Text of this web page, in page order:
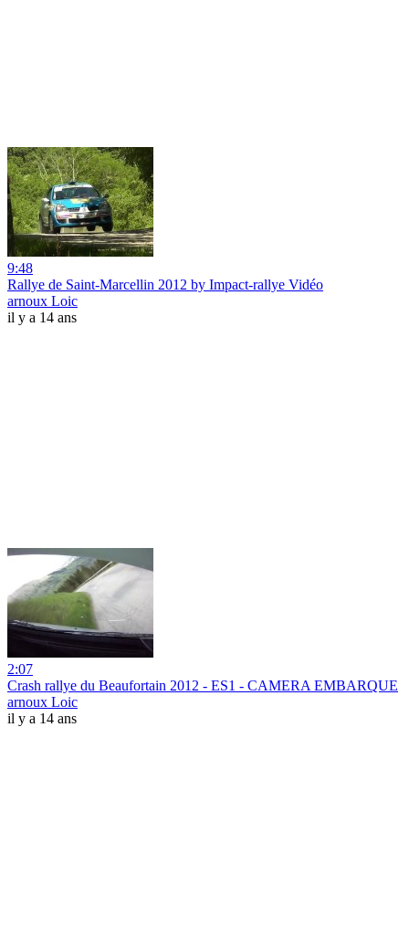
9:48
Rallye de Saint-Marcellin 2012 by Impact-rallye Vidéo
arnoux Loic
il y a 14 ans
2:07
Crash rallye du Beaufortain 2012 - ES1 - CAMERA EMBARQUE
arnoux Loic
il y a 14 ans